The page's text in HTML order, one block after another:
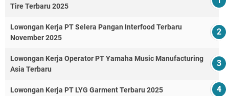
Tire Terbaru 2025
Lowongan Kerja PT Selera Pangan Interfood Terbaru
November 2025
Lowongan Kerja Operator PT Yamaha Music Manufacturing
Asia Terbaru
Lowongan Kerja PT LYG Garment Terbaru 2025